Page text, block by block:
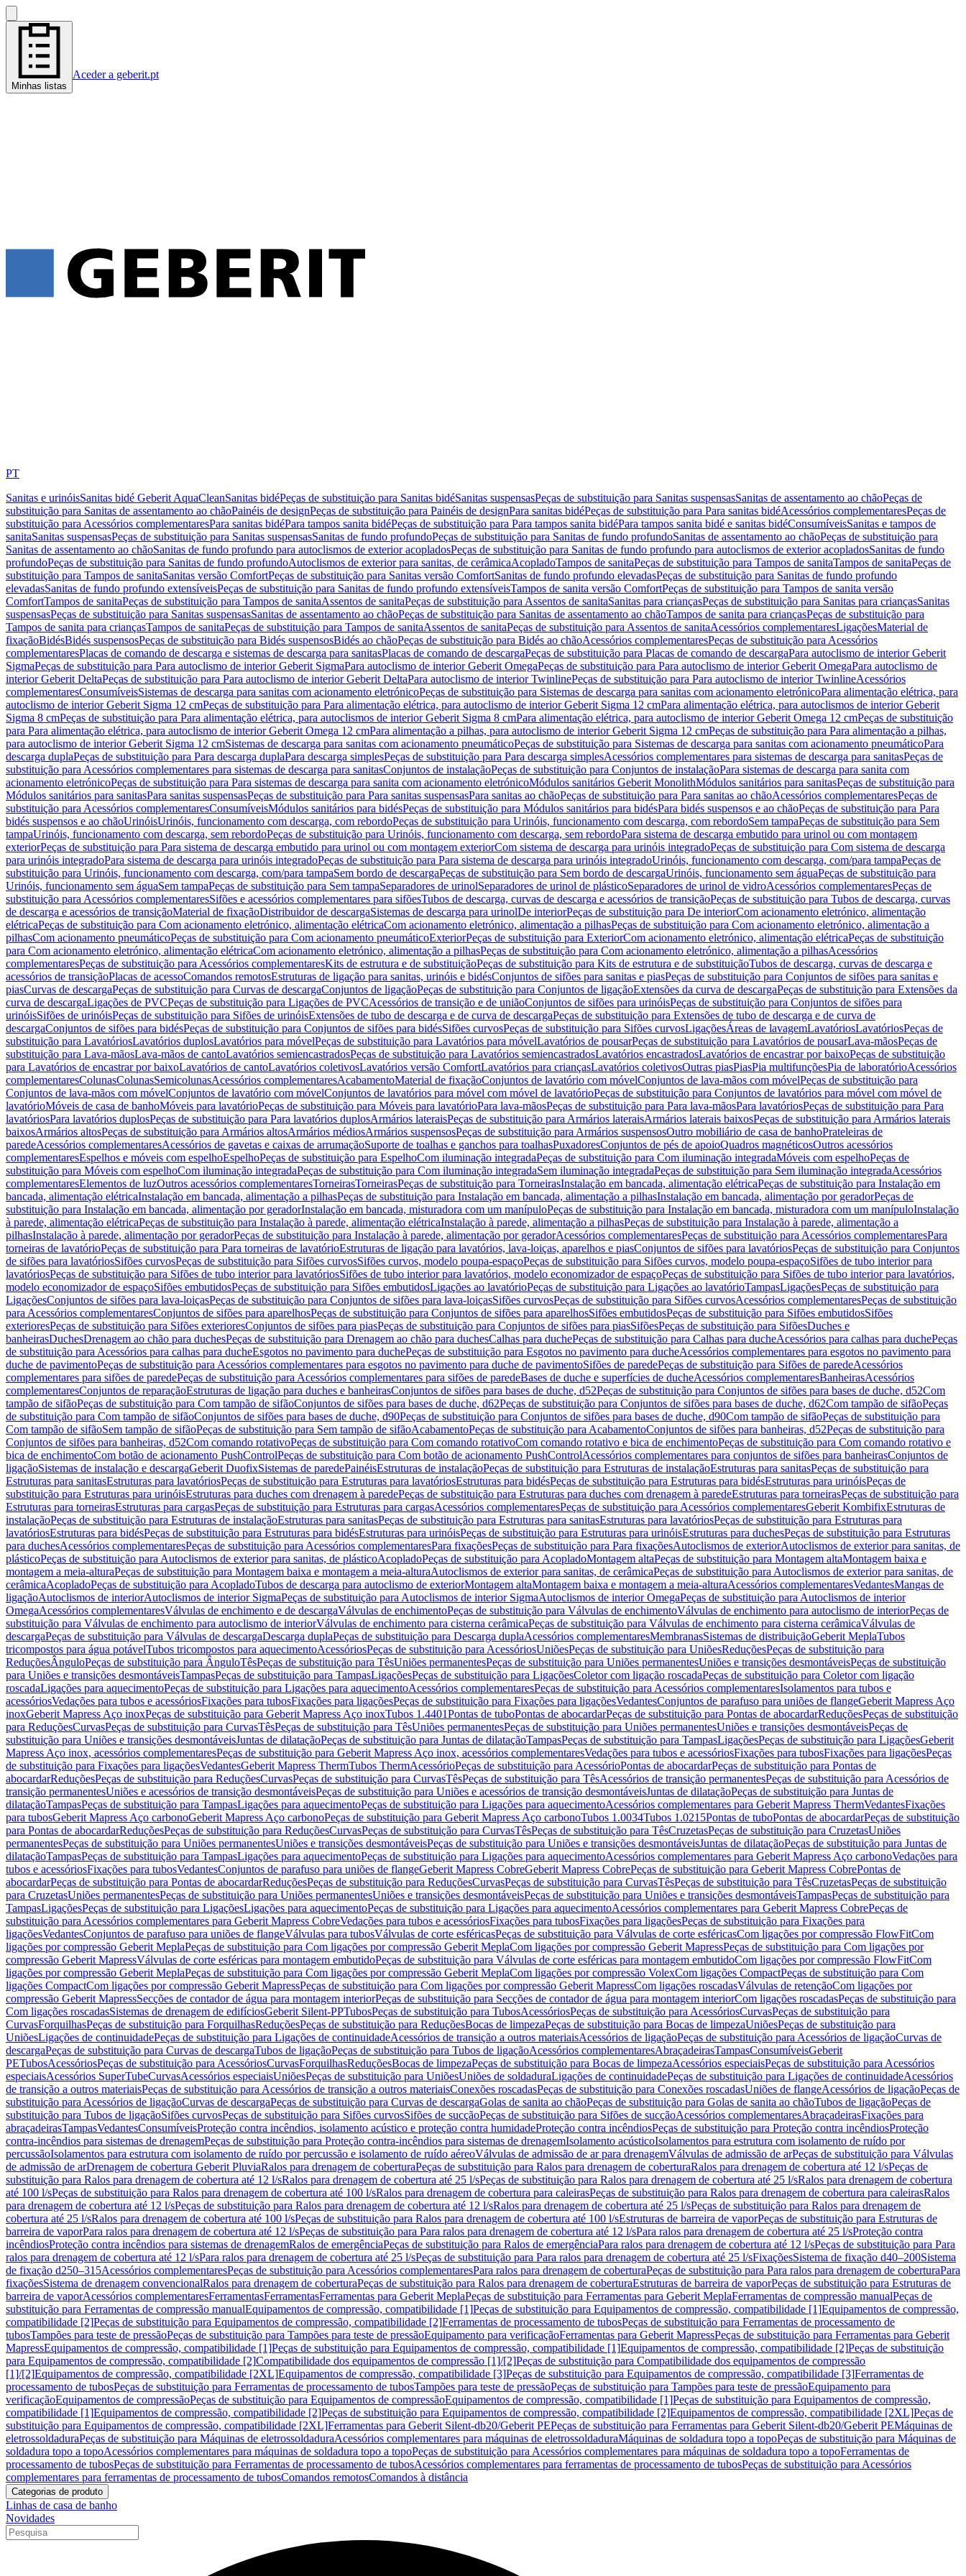
Minhas listas
Aceder a geberit.pt
PT
Sanitas e urinóisSanitas bidé Geberit AquaCleanSanitas bidéPeças de substituição para Sanitas bidéSanitas suspensasPeças de substituição para Sanitas suspensasSanitas de assentamento ao chãoPeças de
substituição para Sanitas de assentamento ao chãoPainéis de designPeças de substituição para Painéis de designPara sanitas bidéPeças de substituição para Para sanitas bidéAcessórios complementaresPeças de
substituição para Acessórios complementaresPara sanitas bidéPara tampos sanita bidéPeças de substituição para Para tampos sanita bidéPara tampos sanita bidé e sanitas bidéConsumíveisSanitas e tampos de
sanitaSanitas suspensasPeças de substituição para Sanitas suspensasSanitas de fundo profundoPeças de substituição para Sanitas de fundo profundoSanitas de assentamento ao chãoPeças de substituição para
Sanitas de assentamento ao chãoSanitas de fundo profundo para autoclismos de exterior acopladosPeças de substituição para Sanitas de fundo profundo para autoclismos de exterior acopladosSanitas de fundo
profundoPeças de substituição para Sanitas de fundo profundoAutoclismos de exterior para sanitas, de cerâmicaAcopladoTampos de sanitaPeças de substituição para Tampos de sanitaTampos de sanitaPeças de
substituição para Tampos de sanitaSanitas versão ComfortPeças de substituição para Sanitas versão ComfortSanitas de fundo profundo elevadasPeças de substituição para Sanitas de fundo profundo
elevadasSanitas de fundo profundo extensíveisPeças de substituição para Sanitas de fundo profundo extensíveisTampos de sanita versão ComfortPeças de substituição para Tampos de sanita versão
ComfortTampos de sanitaPeças de substituição para Tampos de sanitaAssentos de sanitaPeças de substituição para Assentos de sanitaSanitas para criançasPeças de substituição para Sanitas para criançasSanitas
suspensasPeças de substituição para Sanitas suspensasSanitas de assentamento ao chãoPeças de substituição para Sanitas de assentamento ao chãoTampos de sanita para criançasPeças de substituição para
Tampos de sanita para criançasTampos de sanitaPeças de substituição para Tampos de sanitaAssentos de sanitaPeças de substituição para Assentos de sanitaAcessórios complementaresLigaçõesMaterial de
fixaçãoBidésBidés suspensosPeças de substituição para Bidés suspensosBidés ao chãoPeças de substituição para Bidés ao chãoAcessórios complementaresPeças de substituição para Acessórios
complementaresPlacas de comando de descarga e sistemas de descarga para sanitasPlacas de comando de descargaPeças de substituição para Placas de comando de descargaPara autoclismo de interior Geberit
SigmaPeças de substituição para Para autoclismo de interior Geberit SigmaPara autoclismo de interior Geberit OmegaPeças de substituição para Para autoclismo de interior Geberit OmegaPara autoclismo de
interior Geberit DeltaPeças de substituição para Para autoclismo de interior Geberit DeltaPara autoclismo de interior TwinlinePeças de substituição para Para autoclismo de interior TwinlineAcessórios
complementaresConsumíveisSistemas de descarga para sanitas com acionamento eletrónicoPeças de substituição para Sistemas de descarga para sanitas com acionamento eletrónicoPara alimentação elétrica, para
autoclismo de interior Geberit Sigma 12 cmPeças de substituição para Para alimentação elétrica, para autoclismo de interior Geberit Sigma 12 cmPara alimentação elétrica, para autoclismos de interior Geberit
Sigma 8 cmPeças de substituição para Para alimentação elétrica, para autoclismos de interior Geberit Sigma 8 cmPara alimentação elétrica, para autoclismo de interior Geberit Omega 12 cmPeças de substituição
para Para alimentação elétrica, para autoclismo de interior Geberit Omega 12 cmPara alimentação a pilhas, para autoclismo de interior Geberit Sigma 12 cmPeças de substituição para Para alimentação a pilhas,
para autoclismo de interior Geberit Sigma 12 cmSistemas de descarga para sanitas com acionamento pneumáticoPeças de substituição para Sistemas de descarga para sanitas com acionamento pneumáticoPara
descarga duplaPeças de substituição para Para descarga duplaPara descarga simplesPeças de substituição para Para descarga simplesAcessórios complementares para sistemas de descarga para sanitasPeças de
substituição para Acessórios complementares para sistemas de descarga para sanitasConjuntos de instalaçãoPeças de substituição para Conjuntos de instalaçãoPara sistemas de descarga para sanita com
acionamento eletrónicoPeças de substituição para Para sistemas de descarga para sanita com acionamento eletrónicoMódulos sanitários Geberit MonolithMódulos sanitários para sanitasPeças de substituição para
Módulos sanitários para sanitasPara sanitas suspensasPeças de substituição para Para sanitas suspensasPara sanitas ao chãoPeças de substituição para Para sanitas ao chãoAcessórios complementaresPeças de
substituição para Acessórios complementaresConsumíveisMódulos sanitários para bidésPeças de substituição para Módulos sanitários para bidésPara bidés suspensos e ao chãoPeças de substituição para Para
bidés suspensos e ao chãoUrinóisUrinóis, funcionamento com descarga, com rebordoPeças de substituição para Urinóis, funcionamento com descarga, com rebordoSem tampaPeças de substituição para Sem
tampaUrinóis, funcionamento com descarga, sem rebordoPeças de substituição para Urinóis, funcionamento com descarga, sem rebordoPara sistema de descarga embutido para urinol ou com montagem
exteriorPeças de substituição para Para sistema de descarga embutido para urinol ou com montagem exteriorCom sistema de descarga para urinóis integradoPeças de substituição para Com sistema de descarga
para urinóis integradoPara sistema de descarga para urinóis integradoPeças de substituição para Para sistema de descarga para urinóis integradoUrinóis, funcionamento com descarga, com/para tampaPeças de
substituição para Urinóis, funcionamento com descarga, com/para tampaSem bordo de descargaPeças de substituição para Sem bordo de descargaUrinóis, funcionamento sem águaPeças de substituição para
Urinóis, funcionamento sem águaSem tampaPeças de substituição para Sem tampaSeparadores de urinolSeparadores de urinol de plásticoSeparadores de urinol de vidroAcessórios complementaresPeças de
substituição para Acessórios complementaresSifões e acessórios complementares para sifõesTubos de descarga, curvas de descarga e acessórios de transiçãoPeças de substituição para Tubos de descarga, curvas
de descarga e acessórios de transiçãoMaterial de fixaçãoDistribuidor de descargaSistemas de descarga para urinolDe interiorPeças de substituição para De interiorCom acionamento eletrónico, alimentação
elétricaPeças de substituição para Com acionamento eletrónico, alimentação elétricaCom acionamento eletrónico, alimentação a pilhasPeças de substituição para Com acionamento eletrónico, alimentação a
pilhasCom acionamento pneumáticoPeças de substituição para Com acionamento pneumáticoExteriorPeças de substituição para ExteriorCom acionamento eletrónico, alimentação elétricaPeças de substituição
para Com acionamento eletrónico, alimentação elétricaCom acionamento eletrónico, alimentação a pilhasPeças de substituição para Com acionamento eletrónico, alimentação a pilhasAcessórios
complementaresPeças de substituição para Acessórios complementaresKits de estrutura e de substituiçãoPeças de substituição para Kits de estrutura e de substituiçãoTubos de descarga, curvas de descarga e
acessórios de transiçãoPlacas de acessoComandos remotosEstruturas de ligação para sanitas, urinóis e bidésConjuntos de sifões para sanitas e piasPeças de substituição para Conjuntos de sifões para sanitas e
piasCurvas de descargaPeças de substituição para Curvas de descargaConjuntos de ligaçãoPeças de substituição para Conjuntos de ligaçãoExtensões da curva de descargaPeças de substituição para Extensões da
curva de descargaLigações de PVCPeças de substituição para Ligações de PVCAcessórios de transição e de uniãoConjuntos de sifões para urinóisPeças de substituição para Conjuntos de sifões para
urinóisSifões de urinóisPeças de substituição para Sifões de urinóisExtensões de tubo de descarga e de curva de descargaPeças de substituição para Extensões de tubo de descarga e de curva de
descargaConjuntos de sifões para bidésPeças de substituição para Conjuntos de sifões para bidésSifões curvosPeças de substituição para Sifões curvosLigaçõesÁreas de lavagemLavatóriosLavatóriosPeças de
substituição para LavatóriosLavatórios duplosLavatórios para móvelPeças de substituição para Lavatórios para móvelLavatórios de pousarPeças de substituição para Lavatórios de pousarLava-mãosPeças de
substituição para Lava-mãosLava-mãos de cantoLavatórios semiencastradosPeças de substituição para Lavatórios semiencastradosLavatórios encastradosLavatórios de encastrar por baixoPeças de substituição
para Lavatórios de encastrar por baixoLavatórios de cantoLavatórios coletivosLavatórios versão ComfortLavatórios para criançasLavatórios coletivosOutras piasPiasPia multifunçõesPia de laboratórioAcessórios
complementaresColunasColunasSemicolunasAcessórios complementaresAcabamentoMaterial de fixaçãoConjuntos de lavatório com móvelConjuntos de lava-mãos com móvelPeças de substituição para
Conjuntos de lava-mãos com móvelConjuntos de lavatório com móvelConjuntos de lavatórios para móvel com móvel de lavatórioPeças de substituição para Conjuntos de lavatórios para móvel com móvel de
lavatórioMóveis de casa de banhoMóveis para lavatórioPeças de substituição para Móveis para lavatórioPara lava-mãosPeças de substituição para Para lava-mãosPara lavatóriosPeças de substituição para Para
lavatóriosPara lavatórios duplosPeças de substituição para Para lavatórios duplosArmários lateraisPeças de substituição para Armários lateraisArmários laterais baixosPeças de substituição para Armários laterais
baixosArmários altosPeças de substituição para Armários altosArmários médiosArmários suspensosPeças de substituição para Armários suspensosOutro mobiliário de casa de banhoPrateleiras de
paredeAcessórios complementaresAcessórios de gavetas e caixas de arrumaçãoSuporte de toalhas e ganchos para toalhasPuxadoresConjuntos de pés de apoioQuadros magnéticosOutros acessórios
complementaresEspelhos e móveis com espelhoEspelhoPeças de substituição para EspelhoCom iluminação integradaPeças de substituição para Com iluminação integradaMóveis com espelhoPeças de
substituição para Móveis com espelhoCom iluminação integradaPeças de substituição para Com iluminação integradaSem iluminação integradaPeças de substituição para Sem iluminação integradaAcessórios
complementaresElementos de luzOutros acessórios complementaresTorneirasTorneirasPeças de substituição para TorneirasInstalação em bancada, alimentação elétricaPeças de substituição para Instalação em
bancada, alimentação elétricaInstalação em bancada, alimentação a pilhasPeças de substituição para Instalação em bancada, alimentação a pilhasInstalação em bancada, alimentação por geradorPeças de
substituição para Instalação em bancada, alimentação por geradorInstalação em bancada, misturadora com um manípuloPeças de substituição para Instalação em bancada, misturadora com um manípuloInstalação
à parede, alimentação elétricaPeças de substituição para Instalação à parede, alimentação elétricaInstalação à parede, alimentação a pilhasPeças de substituição para Instalação à parede, alimentação a
pilhasInstalação à parede, alimentação por geradorPeças de substituição para Instalação à parede, alimentação por geradorAcessórios complementaresPeças de substituição para Acessórios complementaresPara
torneiras de lavatórioPeças de substituição para Para torneiras de lavatórioEstruturas de ligação para lavatórios, lava-loiças, aparelhos e piasConjuntos de sifões para lavatóriosPeças de substituição para Conjuntos
de sifões para lavatóriosSifões curvosPeças de substituição para Sifões curvosSifões curvos, modelo poupa-espaçoPeças de substituição para Sifões curvos, modelo poupa-espaçoSifões de tubo interior para
lavatóriosPeças de substituição para Sifões de tubo interior para lavatóriosSifões de tubo interior para lavatórios, modelo economizador de espaçoPeças de substituição para Sifões de tubo interior para lavatórios,
modelo economizador de espaçoSifões embutidosPeças de substituição para Sifões embutidosLigações ao lavatórioPeças de substituição para Ligações ao lavatórioTampasLigaçõesPeças de substituição para
LigaçõesConjuntos de sifões para lava-loiçasPeças de substituição para Conjuntos de sifões para lava-loiçasSifões curvosPeças de substituição para Sifões curvosAcessórios complementaresPeças de substituição
para Acessórios complementaresConjuntos de sifões para aparelhosPeças de substituição para Conjuntos de sifões para aparelhosSifões embutidosPeças de substituição para Sifões embutidosSifões
exterioresPeças de substituição para Sifões exterioresConjuntos de sifões para piasPeças de substituição para Conjuntos de sifões para piasSifõesPeças de substituição para SifõesDuches e
banheirasDuchesDrenagem ao chão para duchesPeças de substituição para Drenagem ao chão para duchesCalhas para duchePeças de substituição para Calhas para ducheAcessórios para calhas para duchePeças
de substituição para Acessórios para calhas para ducheEsgotos no pavimento para duchePeças de substituição para Esgotos no pavimento para ducheAcessórios complementares para esgotos no pavimento para
duche de pavimentoPeças de substituição para Acessórios complementares para esgotos no pavimento para duche de pavimentoSifões de paredePeças de substituição para Sifões de paredeAcessórios
complementares para sifões de paredePeças de substituição para Acessórios complementares para sifões de paredeBases de duche e superfícies de ducheAcessórios complementaresBanheirasAcessórios
complementaresConjuntos de reparaçãoEstruturas de ligação para duches e banheirasConjuntos de sifões para bases de duche, d52Peças de substituição para Conjuntos de sifões para bases de duche, d52Com
tampão de sifãoPeças de substituição para Com tampão de sifãoConjuntos de sifões para bases de duche, d62Peças de substituição para Conjuntos de sifões para bases de duche, d62Com tampão de sifãoPeças
de substituição para Com tampão de sifãoConjuntos de sifões para bases de duche, d90Peças de substituição para Conjuntos de sifões para bases de duche, d90Com tampão de sifãoPeças de substituição para
Com tampão de sifãoSem tampão de sifãoPeças de substituição para Sem tampão de sifãoAcabamentoPeças de substituição para AcabamentoConjuntos de sifões para banheiras, d52Peças de substituição para
Conjuntos de sifões para banheiras, d52Com comando rotativoPeças de substituição para Com comando rotativoCom comando rotativo e bica de enchimentoPeças de substituição para Com comando rotativo e
bica de enchimentoCom botão de acionamento PushControlPeças de substituição para Com botão de acionamento PushControlAcessórios complementares para conjuntos de sifões para banheirasConjuntos de
ligaçãoSistemas de instalação e descargaGeberit DuofixSistemas de paredePainéisEstruturas de instalaçãoPeças de substituição para Estruturas de instalaçãoEstruturas para sanitasPeças de substituição para
Estruturas para sanitasEstruturas para lavatóriosPeças de substituição para Estruturas para lavatóriosEstruturas para bidésPeças de substituição para Estruturas para bidésEstruturas para urinóisPeças de
substituição para Estruturas para urinóisEstruturas para duches com drenagem à paredePeças de substituição para Estruturas para duches com drenagem à paredeEstruturas para torneirasPeças de substituição para
Estruturas para torneirasEstruturas para cargasPeças de substituição para Estruturas para cargasAcessórios complementaresPeças de substituição para Acessórios complementaresGeberit KombifixEstruturas de
instalaçãoPeças de substituição para Estruturas de instalaçãoEstruturas para sanitasPeças de substituição para Estruturas para sanitasEstruturas para lavatóriosPeças de substituição para Estruturas para
lavatóriosEstruturas para bidésPeças de substituição para Estruturas para bidésEstruturas para urinóisPeças de substituição para Estruturas para urinóisEstruturas para duchesPeças de substituição para Estruturas
para duchesAcessórios complementaresPeças de substituição para Acessórios complementaresPara fixaçõesPeças de substituição para Para fixaçõesAutoclismos de exteriorAutoclismos de exterior para sanitas, de
plásticoPeças de substituição para Autoclismos de exterior para sanitas, de plásticoAcopladoPeças de substituição para AcopladoMontagem altaPeças de substituição para Montagem altaMontagem baixa e
montagem a meia-alturaPeças de substituição para Montagem baixa e montagem a meia-alturaAutoclismos de exterior para sanitas, de cerâmicaPeças de substituição para Autoclismos de exterior para sanitas, de
cerâmicaAcopladoPeças de substituição para AcopladoTubos de descarga para autoclismo de exteriorMontagem altaMontagem baixa e montagem a meia-alturaAcessórios complementaresVedantesMangas de
ligaçãoAutoclismos de interiorAutoclismos de interior SigmaPeças de substituição para Autoclismos de interior SigmaAutoclismos de interior OmegaPeças de substituição para Autoclismos de interior
OmegaAcessórios complementaresVálvulas de enchimento e de descargaVálvulas de enchimentoPeças de substituição para Válvulas de enchimentoVálvulas de enchimento para autoclismo de interiorPeças de
substituição para Válvulas de enchimento para autoclismo de interiorVálvulas de enchimento para cisterna cerâmicaPeças de substituição para Válvulas de enchimento para cisterna cerâmicaVálvulas de
descargaPeças de substituição para Válvulas de descargaDescarga duplaPeças de substituição para Descarga duplaAcessórios complementaresMembranasSistemas de distribuiçãoGeberit MeplaTubos
tricompostos para água potávelTubos tricompostos para aquecimentoAcessóriosPeças de substituição para AcessóriosUniõesPeças de substituição para UniõesReduçõesPeças de substituição para
ReduçõesÂnguloPeças de substituição para ÂnguloTêsPeças de substituição para TêsUniões permanentesPeças de substituição para Uniões permanentesUniões e transições desmontáveisPeças de substituição
para Uniões e transições desmontáveisTampasPeças de substituição para TampasLigaçõesPeças de substituição para LigaçõesColetor com ligação roscadaPeças de substituição para Coletor com ligação
roscadaLigações para aquecimentoPeças de substituição para Ligações para aquecimentoAcessórios complementaresPeças de substituição para Acessórios complementaresIsolamentos para tubos e
acessóriosVedações para tubos e acessóriosFixações para tubosFixações para ligaçõesPeças de substituição para Fixações para ligaçõesVedantesConjuntos de parafuso para uniões de flangeGeberit Mapress Aço
inoxGeberit Mapress Aço inoxPeças de substituição para Geberit Mapress Aço inoxTubos 1.4401Pontas de tuboPontas de abocardarPeças de substituição para Pontas de abocardarReduçõesPeças de substituição
para ReduçõesCurvasPeças de substituição para CurvasTêsPeças de substituição para TêsUniões permanentesPeças de substituição para Uniões permanentesUniões e transições desmontáveisPeças de
substituição para Uniões e transições desmontáveisJuntas de dilataçãoPeças de substituição para Juntas de dilataçãoTampasPeças de substituição para TampasLigaçõesPeças de substituição para LigaçõesGeberit
Mapress Aço inox, acessórios complementaresPeças de substituição para Geberit Mapress Aço inox, acessórios complementaresVedações para tubos e acessóriosFixações para tubosFixações para ligaçõesPeças
de substituição para Fixações para ligaçõesVedantesGeberit Mapress ThermTubos ThermAcessórioPeças de substituição para AcessórioPontas de abocardarPeças de substituição para Pontas de
abocardarReduçõesPeças de substituição para ReduçõesCurvasPeças de substituição para CurvasTêsPeças de substituição para TêsAcessórios de transição permanentesPeças de substituição para Acessórios de
transição permanentesUniões e acessórios de transição desmontáveisPeças de substituição para Uniões e acessórios de transição desmontáveisJuntas de dilataçãoPeças de substituição para Juntas de
dilataçãoTampasPeças de substituição para TampasLigações para aquecimentoPeças de substituição para Ligações para aquecimentoAcessórios complementares para Geberit Mapress ThermVedantesFixações
para tubosGeberit Mapress Aço carbonoGeberit Mapress Aço carbonoPeças de substituição para Geberit Mapress Aço carbonoTubos 1.0034Tubos 1.0215Pontas de tuboPontas de abocardarPeças de substituição
para Pontas de abocardarReduçõesPeças de substituição para ReduçõesCurvasPeças de substituição para CurvasTêsPeças de substituição para TêsCruzetasPeças de substituição para CruzetasUniões
permanentesPeças de substituição para Uniões permanentesUniões e transições desmontáveisPeças de substituição para Uniões e transições desmontáveisJuntas de dilataçãoPeças de substituição para Juntas de
dilataçãoTampasPeças de substituição para TampasLigações para aquecimentoPeças de substituição para Ligações para aquecimentoAcessórios complementares para Geberit Mapress Aço carbonoVedações para
tubos e acessóriosFixações para tubosVedantesConjuntos de parafuso para uniões de flangeGeberit Mapress CobreGeberit Mapress CobrePeças de substituição para Geberit Mapress CobrePontas de
abocardarPeças de substituição para Pontas de abocardarReduçõesPeças de substituição para ReduçõesCurvasPeças de substituição para CurvasTêsPeças de substituição para TêsCruzetasPeças de substituição
para CruzetasUniões permanentesPeças de substituição para Uniões permanentesUniões e transições desmontáveisPeças de substituição para Uniões e transições desmontáveisTampasPeças de substituição para
TampasLigaçõesPeças de substituição para LigaçõesLigações para aquecimentoPeças de substituição para Ligações para aquecimentoAcessórios complementares para Geberit Mapress CobrePeças de
substituição para Acessórios complementares para Geberit Mapress CobreVedações para tubos e acessóriosFixações para tubosFixações para ligaçõesPeças de substituição para Fixações para
ligaçõesVedantesConjuntos de parafuso para uniões de flangeVálvulas para tubosVálvulas de corte esféricasPeças de substituição para Válvulas de corte esféricasCom ligações por compressão FlowFitCom
ligações por compressão Geberit MeplaPeças de substituição para Com ligações por compressão Geberit MeplaCom ligações por compressão Geberit MapressPeças de substituição para Com ligações por
compressão Geberit MapressVálvulas de corte esféricas para montagem embutidoPeças de substituição para Válvulas de corte esféricas para montagem embutidoCom ligações por compressão FlowFitCom
ligações por compressão Geberit MeplaPeças de substituição para Com ligações por compressão Geberit MeplaCom ligações por compressão VolexCom ligações CompactPeças de substituição para Com
ligações CompactCom ligações por compressão Geberit MapressPeças de substituição para Com ligações por compressão Geberit MapressCom ligações roscadasVálvulas de retençãoCom ligações por
compressão Geberit MapressSecções de contador de água para montagem interiorPeças de substituição para Secções de contador de água para montagem interiorCom ligações roscadasPeças de substituição para
Com ligações roscadasSistemas de drenagem de edifíciosGeberit Silent-PPTubosPeças de substituição para TubosAcessóriosPeças de substituição para AcessóriosCurvasPeças de substituição para
CurvasForquilhasPeças de substituição para ForquilhasReduçõesPeças de substituição para ReduçõesBocas de limpezaPeças de substituição para Bocas de limpezaUniõesPeças de substituição para
UniõesLigações de continuidadePeças de substituição para Ligações de continuidadeAcessórios de transição a outros materiaisAcessórios de ligaçãoPeças de substituição para Acessórios de ligaçãoCurvas de
descargaPeças de substituição para Curvas de descargaTubos de ligaçãoPeças de substituição para Tubos de ligaçãoAcessórios complementaresAbraçadeirasTampasConsumíveisGeberit
PETubosAcessóriosPeças de substituição para AcessóriosCurvasForquilhasReduçõesBocas de limpezaPeças de substituição para Bocas de limpezaAcessórios especiaisPeças de substituição para Acessórios
especiaisAcessórios SuperTubeCurvasAcessórios especiaisUniõesPeças de substituição para UniõesUniões de soldaduraLigações de continuidadePeças de substituição para Ligações de continuidadeAcessórios
de transição a outros materiaisPeças de substituição para Acessórios de transição a outros materiaisConexões roscadasPeças de substituição para Conexões roscadasUniões de flangeAcessórios de ligaçãoPeças de
substituição para Acessórios de ligaçãoCurvas de descargaPeças de substituição para Curvas de descargaGolas de sanita ao chãoPeças de substituição para Golas de sanita ao chãoTubos de ligaçãoPeças de
substituição para Tubos de ligaçãoSifões curvosPeças de substituição para Sifões curvosSifões de sucçãoPeças de substituição para Sifões de sucçãoAcessórios complementaresAbraçadeirasFixações para
abraçadeirasTampasVedantesConsumíveisProteção contra incêndios, isolamento acústico e proteção contra humidadeProteção contra incêndiosPeças de substituição para Proteção contra incêndiosProteção
contra-incêndios para sistemas de drenagemPeças de substituição para Proteção contra-incêndios para sistemas de drenagemIsolamento acústicoIsolamentos para estrutura com isolamento de ruído por
percussãoIsolamentos para estrutura com isolamento de ruído por percussão e isolamento de ruído aéreoVálvulas de admissão de ar para drenagemVálvulas de admissão de arPeças de substituição para Válvulas
de admissão de arDrenagem de cobertura Geberit PluviaRalos para drenagem de coberturaPeças de substituição para Ralos para drenagem de coberturaRalos para drenagem de cobertura até 12 l/sPeças de
substituição para Ralos para drenagem de cobertura até 12 l/sRalos para drenagem de cobertura até 25 l/sPeças de substituição para Ralos para drenagem de cobertura até 25 l/sRalos para drenagem de cobertura
até 100 l/sPeças de substituição para Ralos para drenagem de cobertura até 100 l/sRalos para drenagem de cobertura para caleirasPeças de substituição para Ralos para drenagem de cobertura para caleirasRalos
para drenagem de cobertura até 12 l/sPeças de substituição para Ralos para drenagem de cobertura até 12 l/sRalos para drenagem de cobertura até 25 l/sPeças de substituição para Ralos para drenagem de
cobertura até 25 l/sRalos para drenagem de cobertura até 100 l/sPeças de substituição para Ralos para drenagem de cobertura até 100 l/sEstruturas de barreira de vaporPeças de substituição para Estruturas de
barreira de vaporPara ralos para drenagem de cobertura até 12 l/sPeças de substituição para Para ralos para drenagem de cobertura até 12 l/sPara ralos para drenagem de cobertura até 25 l/sProteção contra
incêndiosProteção contra incêndios para sistemas de drenagemRalos de emergênciaPeças de substituição para Ralos de emergênciaPara ralos para drenagem de cobertura até 12 l/sPeças de substituição para Para
ralos para drenagem de cobertura até 12 l/sPara ralos para drenagem de cobertura até 25 l/sPeças de substituição para Para ralos para drenagem de cobertura até 25 l/sFixaçõesSistema de fixação d40–200Sistema
de fixação d250–315Acessórios complementaresPeças de substituição para Acessórios complementaresPara ralos para drenagem de coberturaPeças de substituição para Para ralos para drenagem de coberturaPara
fixaçõesSistema de drenagem convencionalRalos para drenagem de coberturaPeças de substituição para Ralos para drenagem de coberturaEstruturas de barreira de vaporPeças de substituição para Estruturas de
barreira de vaporAcessórios complementaresFerramentasFerramentasFerramentas para Geberit MeplaPeças de substituição para Ferramentas para Geberit MeplaFerramentas de compressão manualPeças de
substituição para Ferramentas de compressão manualEquipamentos de compressão, compatibilidade [1]Peças de substituição para Equipamentos de compressão, compatibilidade [1]Equipamentos de compressão,
compatibilidade [2]Peças de substituição para Equipamentos de compressão, compatibilidade [2]Ferramentas de processamento de tubosPeças de substituição para Ferramentas de processamento de
tubosTampões para teste de pressãoPeças de substituição para Tampões para teste de pressãoEquipamento para verificaçãoFerramentas para Geberit MapressPeças de substituição para Ferramentas para Geberit
MapressEquipamentos de compressão, compatibilidade [1]Peças de substituição para Equipamentos de compressão, compatibilidade [1]Equipamentos de compressão, compatibilidade [2]Peças de substituição
para Equipamentos de compressão, compatibilidade [2]Compatibilidade dos equipamentos de compressão [1]/[2]Peças de substituição para Compatibilidade dos equipamentos de compressão
[1]/[2]Equipamentos de compressão, compatibilidade [2XL]Equipamentos de compressão, compatibilidade [3]Peças de substituição para Equipamentos de compressão, compatibilidade [3]Ferramentas de
processamento de tubosPeças de substituição para Ferramentas de processamento de tubosTampões para teste de pressãoPeças de substituição para Tampões para teste de pressãoEquipamento para
verificaçãoEquipamentos de compressãoPeças de substituição para Equipamentos de compressãoEquipamentos de compressão, compatibilidade [1]Peças de substituição para Equipamentos de compressão,
compatibilidade [1]Equipamentos de compressão, compatibilidade [2]Peças de substituição para Equipamentos de compressão, compatibilidade [2]Equipamentos de compressão, compatibilidade [2XL]Peças de
substituição para Equipamentos de compressão, compatibilidade [2XL]Ferramentas para Geberit Silent-db20/Geberit PEPeças de substituição para Ferramentas para Geberit Silent-db20/Geberit PEMáquinas de
eletrossoldaduraPeças de substituição para Máquinas de eletrossoldaduraAcessórios complementares para máquinas de eletrossoldaduraMáquinas de soldadura topo a topoPeças de substituição para Máquinas de
soldadura topo a topoAcessórios complementares para máquinas de soldadura topo a topoPeças de substituição para Acessórios complementares para máquinas de soldadura topo a topoFerramentas de
processamento de tubosPeças de substituição para Ferramentas de processamento de tubosAcessórios complementares para ferramentas de processamento de tubosPeças de substituição para Acessórios
complementares para ferramentas de processamento de tubosComandos remotosComandos à distância
Categorias de produto
Linhas de casa de banho
Novidades